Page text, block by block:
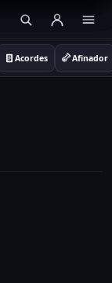
Acordes Afinador